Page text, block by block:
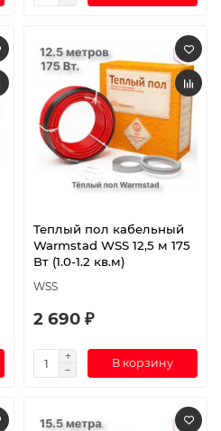
Теплый пол кабельный
Warmstad WSS 12,5 м 175
Вт (1.0-1.2 кв.м)
WSS
2 690 ₽
В корзину